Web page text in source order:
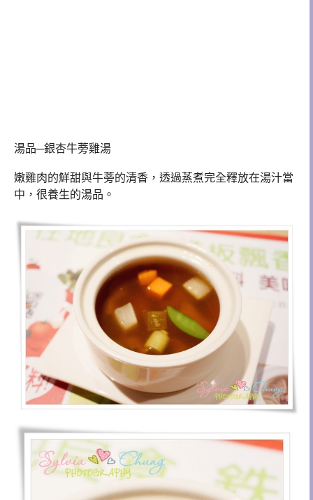
湯品─銀杏牛蒡雞湯
嫩雞肉的鮮甜與牛蒡的清香，透過蒸煮完全釋放在湯汁當
中，很養生的湯品。